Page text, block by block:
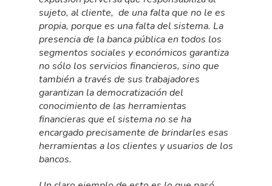
sujeto, al cliente, de una falta que no le es
propia, porque es una falta del sistema. La
presencia de la banca pública en todos los
segmentos sociales y económicos garantiza
no sólo los servicios financieros, sino que
también a través de sus trabajadores
garantizan la democratización del
conocimiento de las herramientas
financieras que el sistema no se ha
encargado precisamente de brindarles esas
herramientas a los clientes y usuarios de los
bancos.